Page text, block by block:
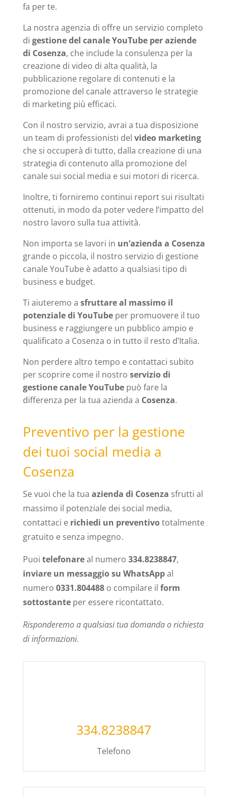
fa per te.
La nostra agenzia di offre un servizio completo
di gestione del canale YouTube per aziende
di Cosenza, che include la consulenza per la
creazione di video di alta qualità, la
pubblicazione regolare di contenuti e la
promozione del canale attraverso le strategie
di marketing più efficaci.
Con il nostro servizio, avrai a tua disposizione
un team di professionisti del video marketing
che si occuperà di tutto, dalla creazione di una
strategia di contenuto alla promozione del
canale sui social media e sui motori di ricerca.
Inoltre, ti forniremo continui report sui risultati
ottenuti, in modo da poter vedere l’impatto del
nostro lavoro sulla tua attività.
Non importa se lavori in un’azienda a Cosenza
grande o piccola, il nostro servizio di gestione
canale YouTube è adatto a qualsiasi tipo di
business e budget.
Ti aiuteremo a sfruttare al massimo il
potenziale di YouTubeper promuovere il tuo
business e raggiungere un pubblico ampio e
qualificato a Cosenza o in tutto il resto d’Italia.
Non perdere altro tempo e contattaci subito
per scoprire come il nostro servizio di
gestione canale YouTubepuò fare la
differenza per la tua azienda a Cosenza.
Preventivo per la gestione
dei tuoi social media a
Cosenza
Se vuoi che la tua azienda di Cosenza sfrutti al
massimo il potenziale dei social media,
contattaci e richiedi un preventivototalmente
gratuito e senza impegno.
Puoi telefonareal numero 334.8238847,
inviare un messaggio su WhatsAppal
numero 0331.804488o compilare il form
sottostanteper essere ricontattato.
Risponderemo a qualsiasi tua domanda o richiesta
di informazioni.
334.8238847
Telefono